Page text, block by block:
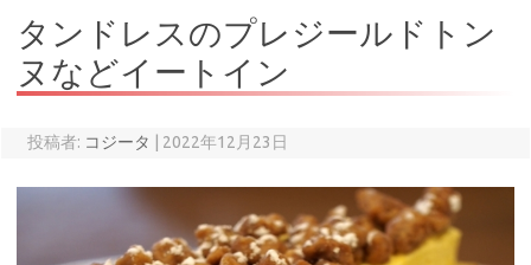
タンドレスのプレジールドトン
ヌなどイートイン
投稿者: コジータ 2022年12月23日